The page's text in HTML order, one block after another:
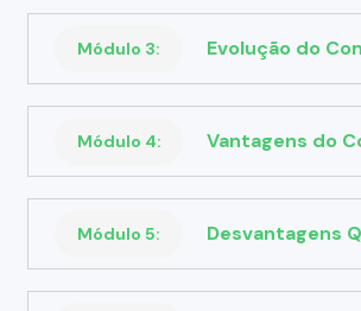
Módulo 3: Evolução do
Módulo 4: Vantagens do
Módulo 5: Desvantagens